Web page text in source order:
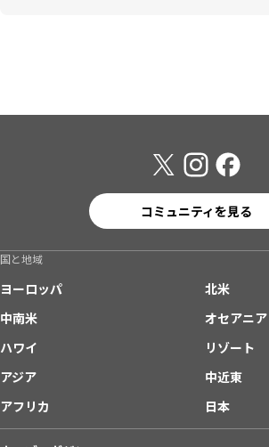
コミュニティを見る
国と地域
ヨーロッパ
北米
中南米
オセアニア
ハワイ
リゾート
アジア
中近東
アフリカ
日本